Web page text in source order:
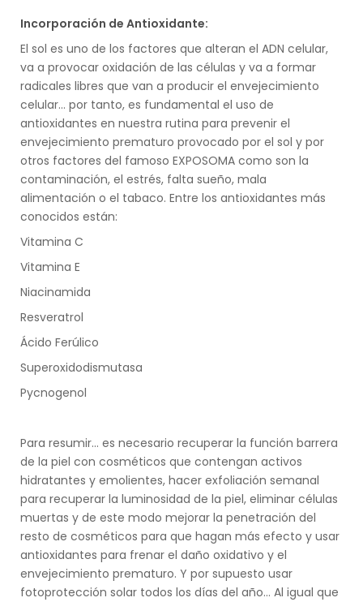
Incorporación de Antioxidante:
El sol es uno de los factores que alteran el ADN celular,
va a provocar oxidación de las células y va a formar
radicales libres que van a producir el envejecimiento
celular… por tanto, es fundamental el uso de
antioxidantes en nuestra rutina para prevenir el
envejecimiento prematuro provocado por el sol y por
otros factores del famoso EXPOSOMA como son la
contaminación, el estrés, falta sueño, mala
alimentación o el tabaco. Entre los antioxidantes más
conocidos están:
Vitamina C
Vitamina E
Niacinamida
Resveratrol
Ácido Ferúlico
Superoxidodismutasa
Pycnogenol
Para resumir… es necesario recuperar la función barrera
de la piel con cosméticos que contengan activos
hidratantes y emolientes, hacer exfoliación semanal
para recuperar la luminosidad de la piel, eliminar células
muertas y de este modo mejorar la penetración del
resto de cosméticos para que hagan más efecto y usar
antioxidantes para frenar el daño oxidativo y el
envejecimiento prematuro. Y por supuesto usar
fotoprotección solar todos los días del año… Al igual que